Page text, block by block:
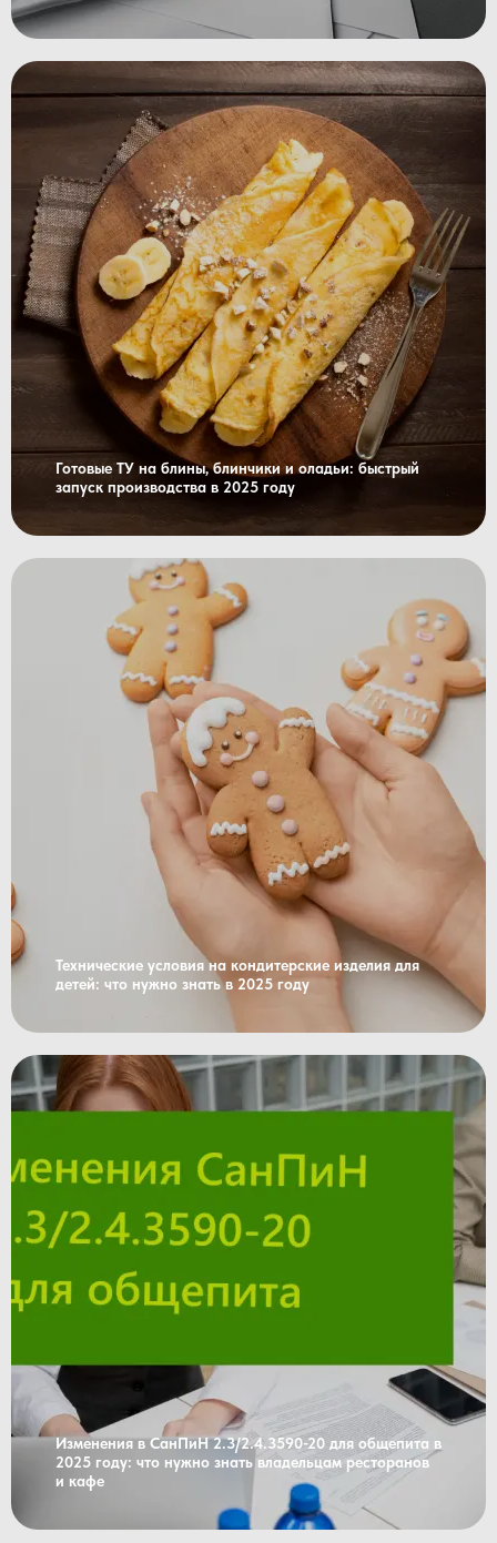
Готовые ТУ на блины, блинчики и оладьи: быстрый
запуск производства в 2025 году
Технические условия на кондитерские изделия для
детей: что нужно знать в 2025 году
Изменения в СанПиН 2.3/2.4.3590-20 для общепита в
2025 году: что нужно знать владельцам ресторанов
и кафе